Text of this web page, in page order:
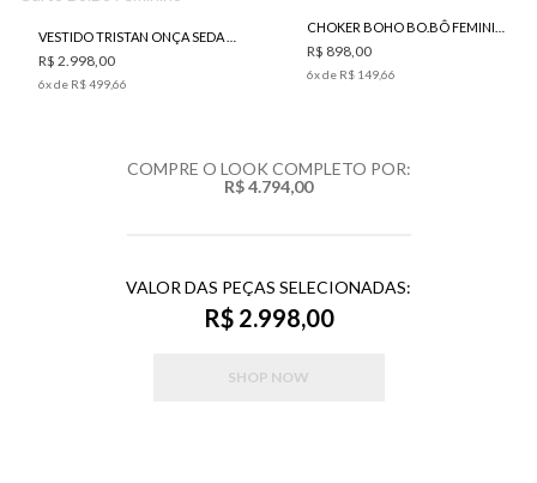
R$ 2.998,00
6x de R$ 499,66
R$ 898,00
6x de R$ 149,66
COMPRE O LOOK COMPLETO POR:
R$ 4.794,00
VALOR DAS PEÇAS SELECIONADAS:
R$ 2.998,00
SHOP NOW